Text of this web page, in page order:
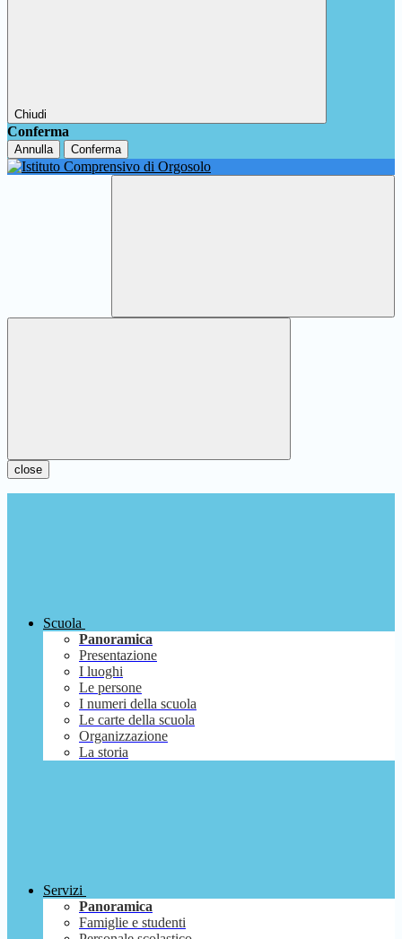
Chiudi
Conferma
Annulla Conferma
close
Scuola
Panoramica
Presentazione
I luoghi
Le persone
I numeri della scuola
Le carte della scuola
Organizzazione
La storia
Servizi
Panoramica
Famiglie e studenti